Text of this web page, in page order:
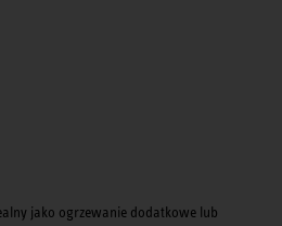
jako ogrzewanie dodatkowe lub